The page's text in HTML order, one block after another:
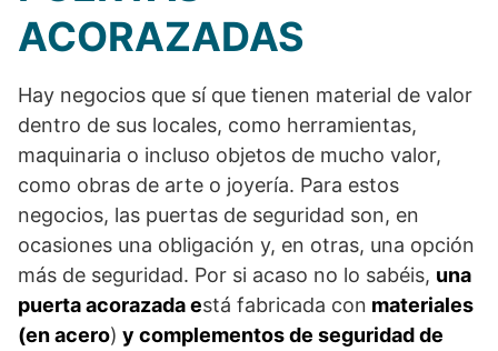
ACORAZADAS
Hay negocios que sí que tienen material de valor
dentro de sus locales, como herramientas,
maquinaria o incluso objetos de mucho valor,
como obras de arte o joyería. Para estos
negocios, las puertas de seguridad son, en
ocasiones una obligación y, en otras, una opción
más de seguridad. Por si acaso no lo sabéis, una
puerta acorazada está fabricada con materiales
(en acero) y complementos de seguridad de